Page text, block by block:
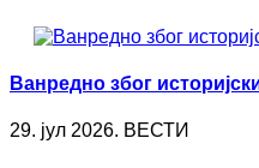
Ванредно због
29. јул 2026. ВЕСТИ